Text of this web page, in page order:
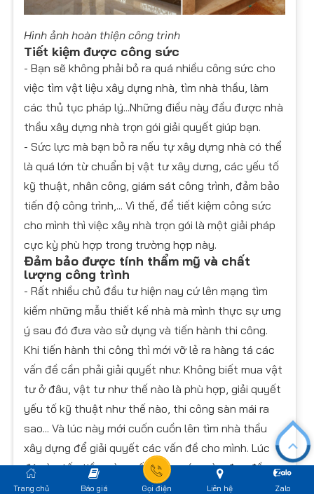
Hình ảnh hoàn thiện công trình
Tiết kiệm được công sức
- Bạn sẽ không phải bỏ ra quá nhiều công sức cho
việc tìm vật liệu xây dựng nhà, tìm nhà thầu, làm
các thủ tục pháp lý...Những điều này đầu được nhà
thầu xây dựng nhà trọn gói giải quyết giúp bạn.
- Sức lực mà bạn bỏ ra nếu tự xây dựng nhà có thể
là quá lớn từ chuẩn bị vật tư xây dưng, các yếu tố
kỹ thuật, nhân công, giám sát công trình, đảm bảo
tiến độ công trình,... Vì thế, để tiết kiệm công sức
cho mình thì việc xây nhà trọn gói là một giải pháp
cực kỳ phù hợp trong trường hợp này.
Đảm bảo được tính thẩm mỹ và chất
lượng công trình
- Rất nhiều chủ đầu tư hiện nay cứ lên mạng tìm
kiếm những mẫu thiết kế nhà mà mình thực sự ưng
ý sau đó đưa vào sử dụng và tiến hành thi công.
Khi tiến hành thi công thì mới vỡ lẻ ra hàng tá các
vấn đề cần phải giải quyết như: Không biết mua vật
tư ở đâu, vật tư như thế nào là phù hợp, giải quyết
yếu tố kỹ thuật như thế nào, thi công sàn mái ra
sao... Và lúc này mới cuốn cuồn lên tìm nhà thầu
xây dựng để giải quyết các vấn đề cho mình. Lúc
đó vừa tốn tiền, vừa mất công sức, vừa đau đầu...
Thay vì đó bạn có thể trình bày ý tưởng của bạn
Trang chủ Báo giá Gọi điện Liên hệ Zalo